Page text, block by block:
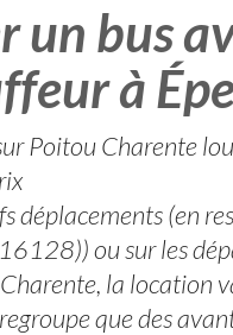
un bus
à
Poitou Charente
déplacements (en
ou sur les
la location
que des